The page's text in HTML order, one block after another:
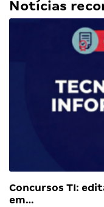
Notícias
Concursos TI:
em…